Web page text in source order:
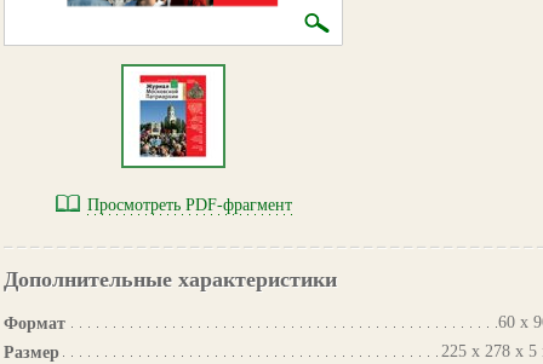
Просмотреть PDF-фрагмент
Дополнительные характеристики
Формат
60 х
Размер
225 х 278 х